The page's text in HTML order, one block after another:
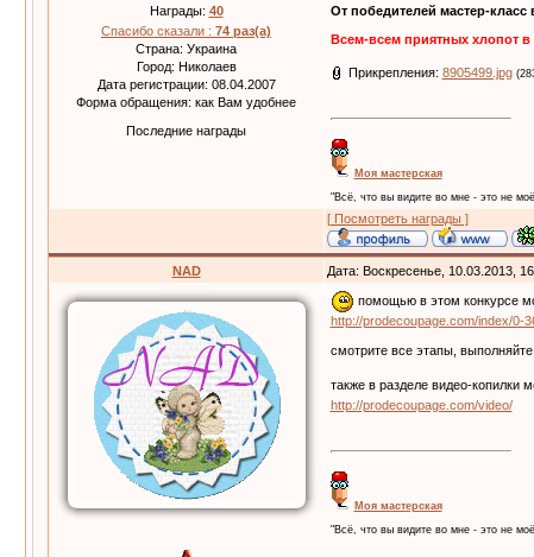
Награды: 40
Спасибо сказали : 74 раз(а)
Страна: Украина
Город: Николаев
Дата регистрации: 08.04.2007
Форма обращения: как Вам удобнее
Последние награды
От победителей мастер-класс
Всем-всем приятных хлопот
Прикрепления: 8905499.jpg
Моя мастерская
"Всё, что вы видите во мне - это не
[ Посмотреть награды ]
NAD Дата: Воскресенье, 10.03.2013,
помощью в этом конкурсе
http://prodecoupage.com/index/0-
смотрите все этапы,
также в разделе видео-копилки
http://prodecoupage.com/video/
Моя мастерская
"Всё, что вы видите во мне - это не